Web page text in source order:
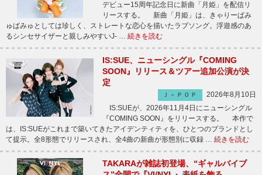
デビュー15周年記念日に新曲「月姫」を配信リ
リースする。 新曲「月姫」は、きゃりーぱみ
ゅぱみゅとしては珍しく、ストレートな恋心を描いたラブソング。浮遊感のあ
るシンセサイザーと親しみやすいJ- … 続きを読む
IS:SUE、ニューシングル『COMING
SOON』リリース＆ツアー追加公演が決
定
Ｊ－ＰＯＰ
2026年8月10日
IS:SUEが、2026年11月4日にニューシングル
『COMING SOON』をリリースする。 本作で
は、IS:SUEがこれまで築いてきたアイデンティティを、ひとつのブランドとし
て提示。全8形態でリリースされ、全4曲の新曲が形態別に収録 … 続きを読む
TAKARAが雑誌初登場、“ギャルバイブ